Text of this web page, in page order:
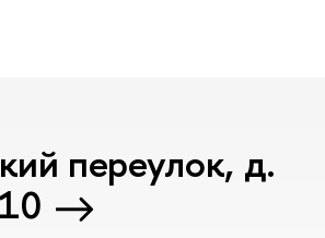
переулок, д.